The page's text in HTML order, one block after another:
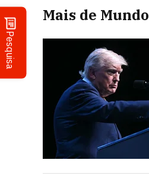
Pesquisa
Mais de Mundo